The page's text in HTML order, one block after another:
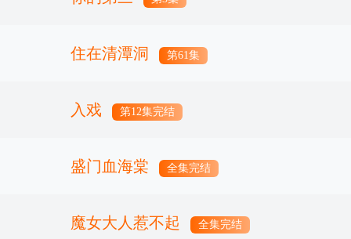
住在清潭洞 第61集
入戏 第12集完结
盛门血海棠 全集完结
魔女大人惹不起 全集完结